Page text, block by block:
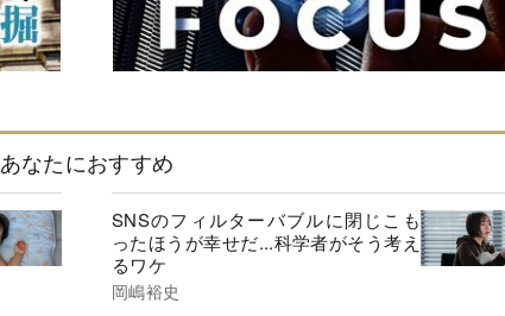
あなたにおすすめ
SNSのフィルターバブルに閉じこも
ったほうが幸せだ...科学者がそう考え
るワケ
岡嶋裕史